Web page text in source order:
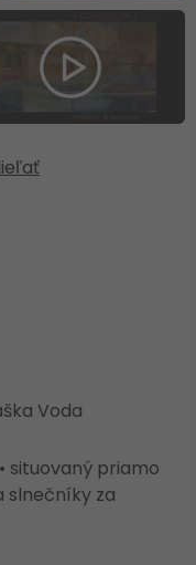
Voda
situovaný priamo
slnečníky za